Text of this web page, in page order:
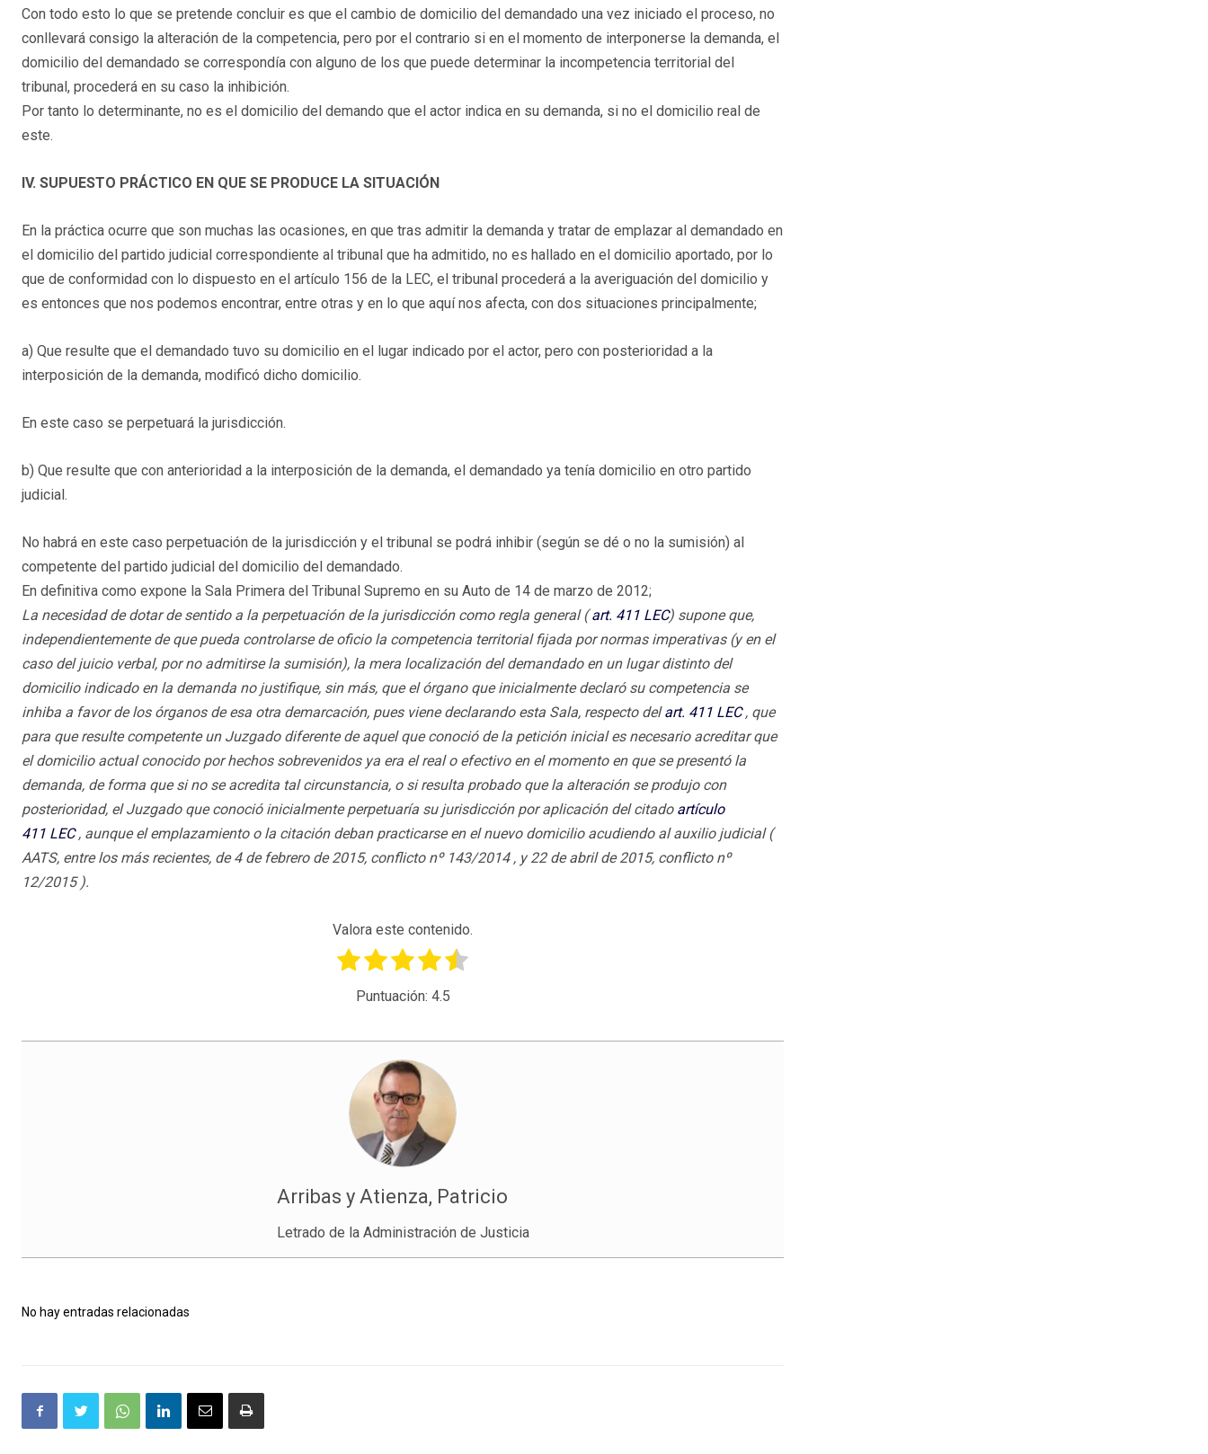
Con todo esto lo que se pretende concluir es que el cambio de domicilio del demandado una vez iniciado el proceso, no
conllevará consigo la alteración de la competencia, pero por el contrario si en el momento de interponerse la demanda, el
domicilio del demandado se correspondía con alguno de los que puede determinar la incompetencia territorial del
tribunal, procederá en su caso la inhibición.
Por tanto lo determinante, no es el domicilio del demando que el actor indica en su demanda, si no el domicilio real de
este.
IV. SUPUESTO PRÁCTICO EN QUE SE PRODUCE LA SITUACIÓN
En la práctica ocurre que son muchas las ocasiones, en que tras admitir la demanda y tratar de emplazar al demandado en
el domicilio del partido judicial correspondiente al tribunal que ha admitido, no es hallado en el domicilio aportado, por lo
que de conformidad con lo dispuesto en el artículo 156 de la LEC, el tribunal procederá a la averiguación del domicilio y
es entonces que nos podemos encontrar, entre otras y en lo que aquí nos afecta, con dos situaciones principalmente;
a) Que resulte que el demandado tuvo su domicilio en el lugar indicado por el actor, pero con posterioridad a la
interposición de la demanda, modificó dicho domicilio.
En este caso se perpetuará la jurisdicción.
b) Que resulte que con anterioridad a la interposición de la demanda, el demandado ya tenía domicilio en otro partido
judicial.
No habrá en este caso perpetuación de la jurisdicción y el tribunal se podrá inhibir (según se dé o no la sumisión) al
competente del partido judicial del domicilio del demandado.
En definitiva como expone la Sala Primera del Tribunal Supremo en su Auto de 14 de marzo de 2012;
La necesidad de dotar de sentido a la perpetuación de la jurisdicción como regla general (art. 411 LEC) supone que,
independientemente de que pueda controlarse de oficio la competencia territorial fijada por normas imperativas (y en el
caso del juicio verbal, por no admitirse la sumisión), la mera localización del demandado en un lugar distinto del
domicilio indicado en la demanda no justifique, sin más, que el órgano que inicialmente declaró su competencia se
inhiba a favor de los órganos de esa otra demarcación, pues viene declarando esta Sala, respecto delart. 411 LEC, que
para que resulte competente un Juzgado diferente de aquel que conoció de la petición inicial es necesario acreditar que
el domicilio actual conocido por hechos sobrevenidos ya era el real o efectivo en el momento en que se presentó la
demanda, de forma que si no se acredita tal circunstancia, o si resulta probado que la alteración se produjo con
posterioridad, el Juzgado que conoció inicialmente perpetuaría su jurisdicción por aplicación del citado artículo
411 LEC, aunque el emplazamiento o la citación deban practicarse en el nuevo domicilio acudiendo al auxilio judicial (
AATS, entre los más recientes, de 4 de febrero de 2015, conflicto nº 143/2014 , y 22 de abril de 2015, conflicto nº
12/2015 ).
Valora este contenido.
Puntuación: 4.5
Arribas y Atienza, Patricio
Letrado de la Administración de Justicia
No hay entradas relacionadas